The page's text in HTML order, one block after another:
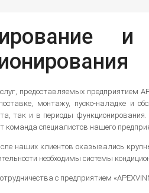
предоставляемых предприятием
монтажу, пуско-наладке и
так и в периоды
команда специалистов нашего
наших клиентов оказывались
необходимы системы
с предприятием